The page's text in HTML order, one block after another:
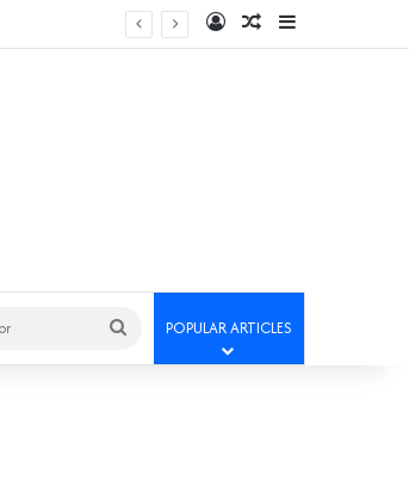
Log InRandom Article
Sidebar
Search
for
POPULAR ARTICLES